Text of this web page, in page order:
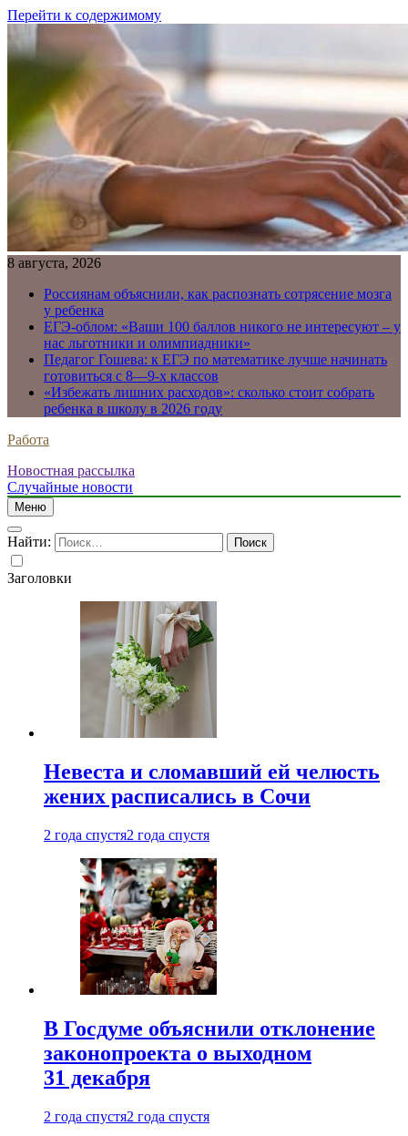
Перейти к содержимому
8 августа, 2026
Россиянам объяснили, как распознать сотрясение мозга
у ребенка
ЕГЭ-облом: «Ваши 100 баллов никого не интересуют – у
нас льготники и олимпиадники»
Педагог Гошева: к ЕГЭ по математике лучше начинать
готовиться с 8—9-х классов
«Избежать лишних расходов»: сколько стоит собрать
ребенка в школу в 2026 году
Работа
Новостная рассылка
Случайные новости
Меню
Найти:
Заголовки
Невеста и сломавший ей челюсть
жених расписались в Сочи
2 года спустя2 года спустя
В Госдуме объяснили отклонение
законопроекта о выходном
31 декабря
2 года спустя2 года спустя